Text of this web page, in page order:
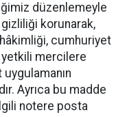
düzenlemeyle
korunarak,
cumhuriyet
yetkili mercilere
Ayrıca bu madde
notere posta